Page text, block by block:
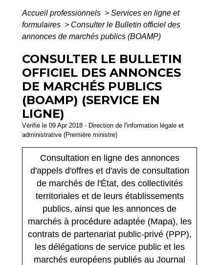
Accueil professionnels > Services en ligne et
formulaires > Consulter le Bulletin officiel des
annonces de marchés publics (BOAMP)
CONSULTER LE BULLETIN
OFFICIEL DES ANNONCES
DE MARCHÉS PUBLICS
(BOAMP) (SERVICE EN
LIGNE)
Vérifié le 09 Apr 2018 - Direction de l'information légale et
administrative (Première ministre)
Consultation en ligne des annonces
d'appels d'offres et d'avis de consultation
de marchés de l'État, des collectivités
territoriales et de leurs établissements
publics, ainsi que les annonces de
marchés à procédure adaptée (Mapa), les
contrats de partenariat public-privé (PPP),
les délégations de service public et les
marchés européens publiés au Journal